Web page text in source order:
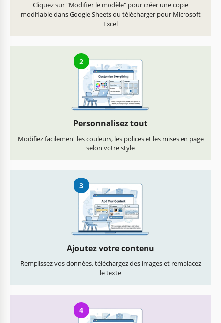
Cliquez sur "Modifier le modèle" pour créer une copie
modifiable dans Google Sheets ou télécharger pour Microsoft
Excel
2
Personnalisez tout
Modifiez facilement les couleurs, les polices et les mises en page
selon votre style
3
Ajoutez votre contenu
Remplissez vos données, téléchargez des images et remplacez
le texte
4